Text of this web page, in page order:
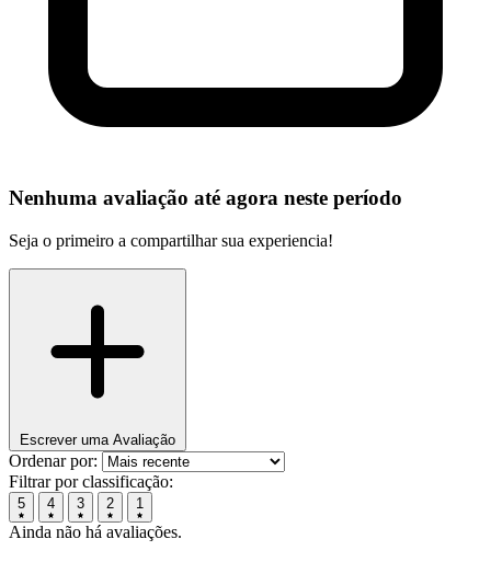
Nenhuma avaliação até agora neste período
Seja o primeiro a compartilhar sua experiencia!
Escrever uma Avaliação
Ordenar por:
Filtrar por classificação:
5 4 3 2 1
Ainda não há avaliações.